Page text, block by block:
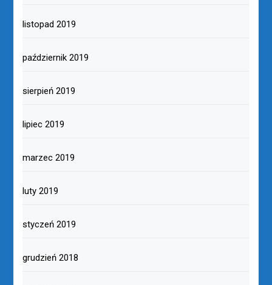
listopad 2019
październik 2019
sierpień 2019
lipiec 2019
marzec 2019
luty 2019
styczeń 2019
grudzień 2018